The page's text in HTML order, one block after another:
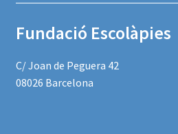
Fundació Escolàpies
C/ Joan de Peguera 42
08026 Barcelona